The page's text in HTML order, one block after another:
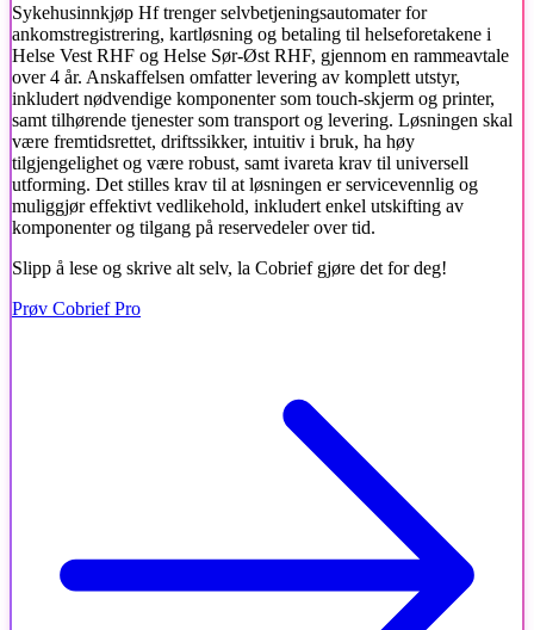
Sykehusinnkjøp Hftrenger selvbetjeningsautomater for
ankomstregistrering, kartløsning og betaling til helseforetakene i
Helse Vest RHF og Helse Sør-Øst RHF, gjennom en rammeavtale
over 4 år. Anskaffelsen omfatter levering av komplett utstyr,
inkludert nødvendige komponenter som touch-skjerm og printer,
samt tilhørende tjenester som transport og levering. Løsningen skal
være fremtidsrettet, driftssikker, intuitiv i bruk, ha høy
tilgjengelighet og være robust, samt ivareta krav til universell
utforming. Det stilles krav til at løsningen er servicevennlig og
muliggjør effektivt vedlikehold, inkludert enkel utskifting av
komponenter og tilgang på reservedeler over tid.
Slipp å lese og skrive alt selv, la Cobrief gjøre det for deg!
Prøv Cobrief Pro